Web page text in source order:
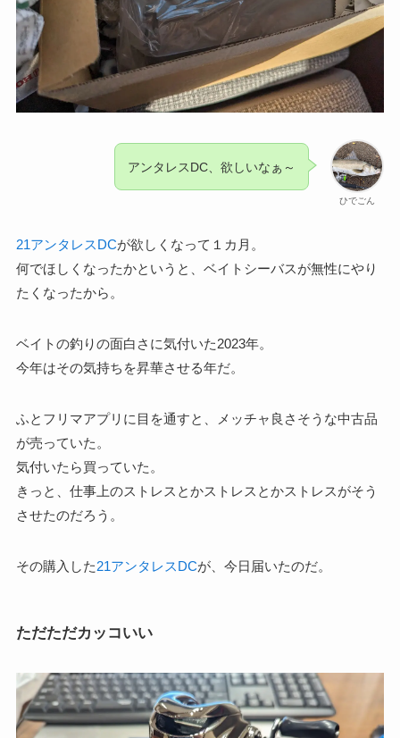
ひでごん
アンタレスDC、欲しいなぁ～
21アンタレスDCが欲しくなって１カ月。
何でほしくなったかというと、ベイトシーバスが無性にやり
たくなったから。
ベイトの釣りの面白さに気付いた2023年。
今年はその気持ちを昇華させる年だ。
ふとフリマアプリに目を通すと、メッチャ良さそうな中古品
が売っていた。
気付いたら買っていた。
きっと、仕事上のストレスとかストレスとかストレスがそう
させたのだろう。
その購入した21アンタレスDCが、今日届いたのだ。
ただただカッコいい